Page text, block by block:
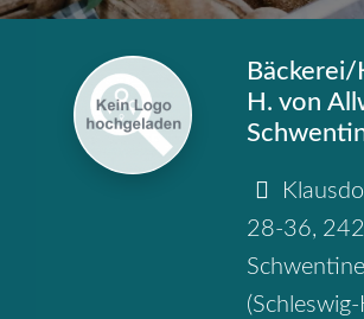
H. von
28-36,
(